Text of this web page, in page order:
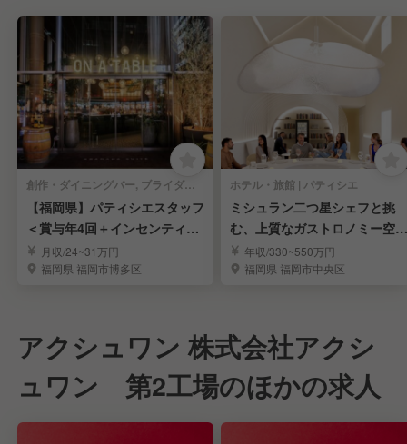
創作・ダイニングバー, ブライダル | パティシエ
【福岡県】パティシエスタッフ
＜賞与年4回＋インセンティブ
＞若手～中堅募集！
月収/24~31万円
福岡県 福岡市博多区
ホテル・旅館 | パティシエ
ミシュラン二つ星シェフと挑
む、上質なガストロノミー空間
でのパティシエ募集
年収/330~550万円
福岡県 福岡市中央区
アクシュワン 株式会社アクシ
ュワン 第2工場のほかの求人